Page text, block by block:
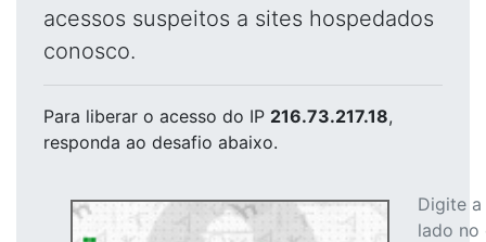
acessos suspeitos a sites hospedados
conosco.
Para liberar o acesso do IP 216.73.217.18,
responda ao desafio abaixo.
Digite
lado no